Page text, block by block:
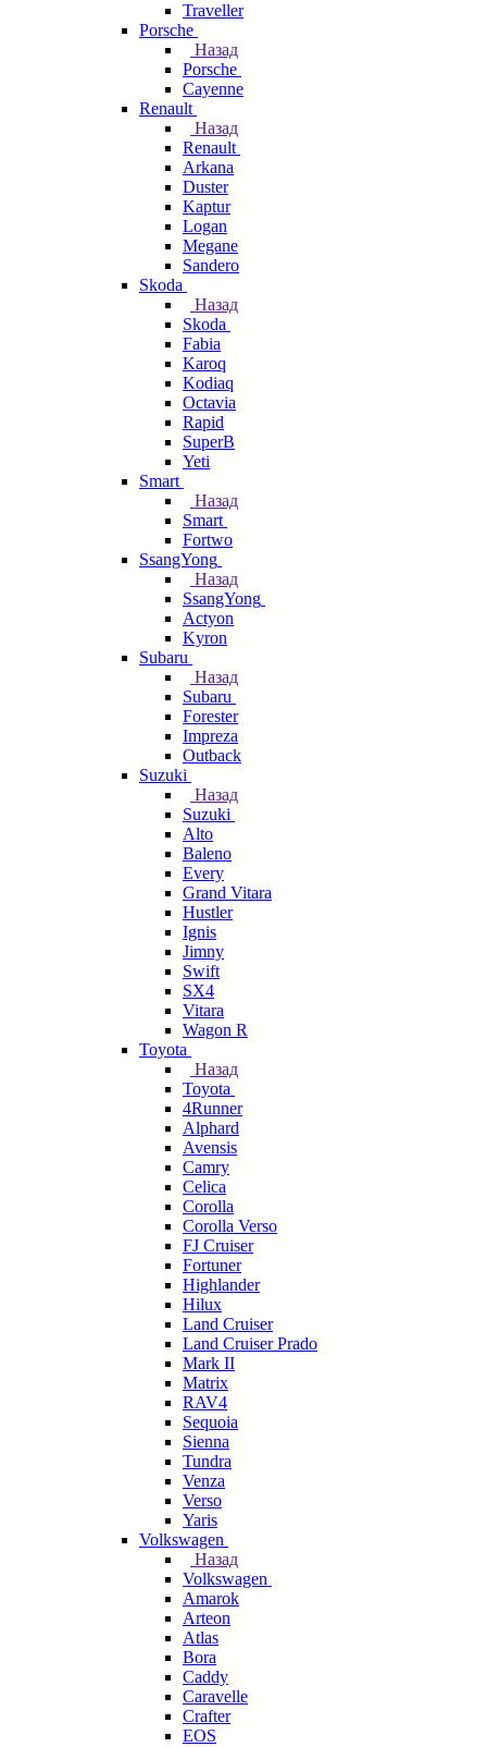
Traveller
Porsche
Назад
Porsche
Cayenne
Renault
Назад
Renault
Arkana
Duster
Kaptur
Logan
Megane
Sandero
Skoda
Назад
Skoda
Fabia
Karoq
Kodiaq
Octavia
Rapid
SuperB
Yeti
Smart
Назад
Smart
Fortwo
SsangYong
Назад
SsangYong
Actyon
Kyron
Subaru
Назад
Subaru
Forester
Impreza
Outback
Suzuki
Назад
Suzuki
Alto
Baleno
Every
Grand Vitara
Hustler
Ignis
Jimny
Swift
SX4
Vitara
Wagon R
Toyota
Назад
Toyota
4Runner
Alphard
Avensis
Camry
Celica
Corolla
Corolla Verso
FJ Cruiser
Fortuner
Highlander
Hilux
Land Cruiser
Land Cruiser Prado
Mark II
Matrix
RAV4
Sequoia
Sienna
Tundra
Venza
Verso
Yaris
Volkswagen
Назад
Volkswagen
Amarok
Arteon
Atlas
Bora
Caddy
Caravelle
Crafter
EOS